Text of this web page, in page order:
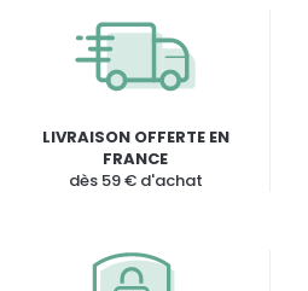
LIVRAISON OFFERTE EN
FRANCE
dès 59 € d'achat